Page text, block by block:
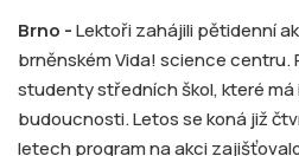
Brno -Lektoři zahájili pětidenní
brněnském Vida! science centru.
studenty středních škol, které
budoucnosti. Letos se koná již
letech program na akci